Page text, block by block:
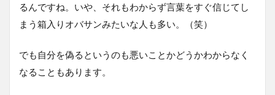
るんですね。いや、それもわからず言葉をすぐ信じてし
まう箱入りオバサンみたいな人も多い。（笑）
でも自分を偽るというのも悪いことかどうかわからなく
なることもあります。